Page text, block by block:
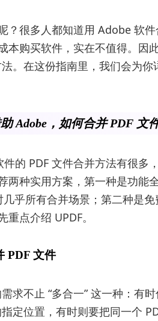
？很多人都知道用 Adobe 软
本购买软件，实在不值得。因
。在这份指南里，我们会为
Adobe，如何合并 PDF 文
的 PDF 文件合并方法有很多
两种实用方案，第一种是功能
几乎所有合并场景；第二种是
点介绍 UPDF。
PDF 文件
求不止 “多合一” 这一种：有
定位置，有时则要把同一个